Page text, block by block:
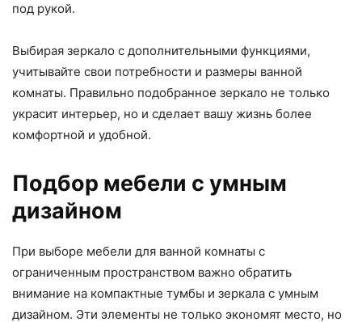
под рукой.
Выбирая зеркало с дополнительными функциями,
учитывайте свои потребности и размеры ванной
комнаты. Правильно подобранное зеркало не только
украсит интерьер, но и сделает вашу жизнь более
комфортной и удобной.
Подбор мебели с умным
дизайном
При выборе мебели для ванной комнаты с
ограниченным пространством важно обратить
внимание на компактные тумбы и зеркала с умным
дизайном. Эти элементы не только экономят место, но